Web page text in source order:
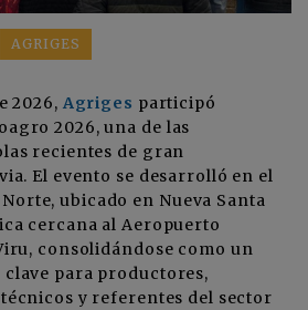
AGRIGES
2026, Agriges participó
2026, una de las
recientes de gran
El evento se desarrolló en el
ubicado en Nueva Santa
cercana al Aeropuerto
consolidándose como un
para productores,
técnicos y referentes del sector